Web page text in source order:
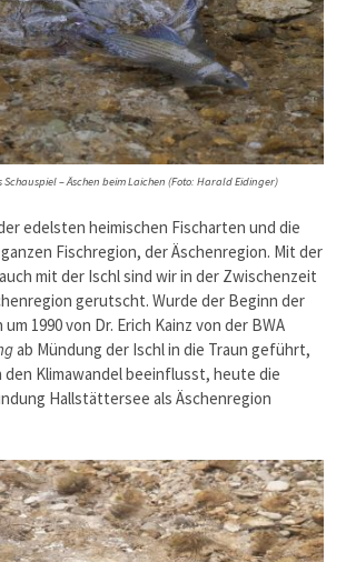
Schauspiel – Äschen beim Laichen (Foto: Harald Eidinger)
edelsten heimischen Fischarten und die
Fischregion, der Äschenregion. Mit der
mit der Ischl sind wir in der Zwischenzeit
gerutscht. Wurde der Beginn der
1990 von Dr. Erich Kainz von der BWA
ab Mündung der Ischl in die Traun geführt,
den Klimawandel beeinflusst, heute die
Hallstättersee als Äschenregion